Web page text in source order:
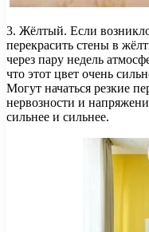
3. Жёлтый. Если
перекрасить стены в
через пару недель
что этот цвет очень
Могут начаться резкие
нервозности и
сильнее и сильнее.